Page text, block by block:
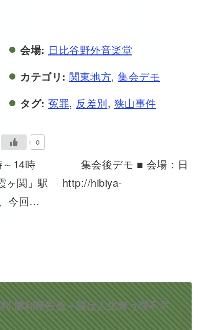
会場: 日比谷野外音楽堂
カテゴリ: 関東地方, 集会デモ
タグ: 冤罪, 反差別, 狭山事件
0
時～14時 集会後デモ ■ 会場：日
ヶ関」駅 http://hibiya-
今回…
勝利報告会～国は人生奪う理不尽